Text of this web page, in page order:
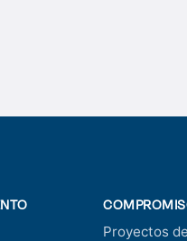
Proyectos